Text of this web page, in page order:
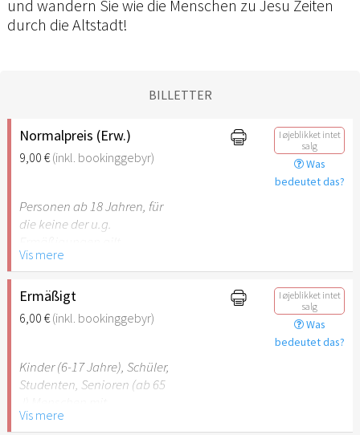
und wandern Sie wie die Menschen zu Jesu Zeiten
durch die Altstadt!
BILLETTER
Normalpreis (Erw.)
9,00 €(inkl. bookinggebyr)
I øjeblikket intet
salg
Was
bedeutet das?
Personen ab 18 Jahren, für
die keine der u.g.
Vis mere
Ermäßigt
6,00 €(inkl. bookinggebyr)
I øjeblikket intet
salg
Was
bedeutet das?
Kinder (6-17 Jahre), Schüler,
Studenten, Senioren (ab 65
Behinderung (ab 50%),
Vis mere